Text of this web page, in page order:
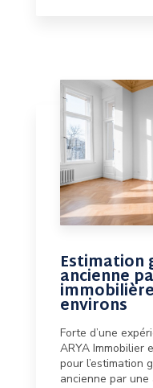
Estimation
ancienne
environs
Forte d’une
ARYA Immobilier
pour l’estimation
ancienne par une